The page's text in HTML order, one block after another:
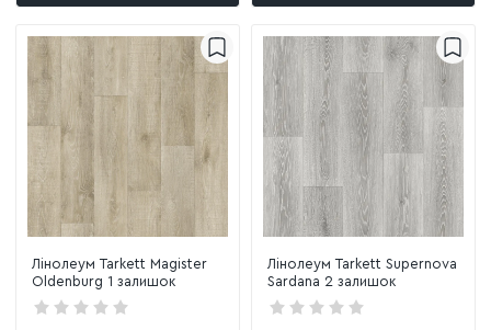
Лінолеум Tarkett Magister
Oldenburg 1 залишок
Лінолеум Tarkett Supernova
Sardana 2 залишок